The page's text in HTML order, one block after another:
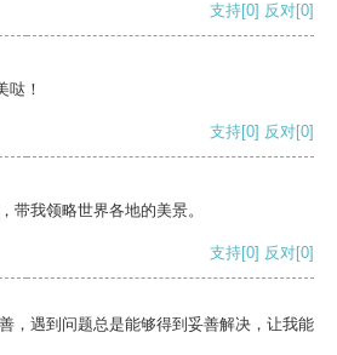
支持[0] 反对[0]
哒！
支持[0] 反对[0]
带我领略世界各地的美景。
支持[0] 反对[0]
，遇到问题总是能够得到妥善解决，让我能